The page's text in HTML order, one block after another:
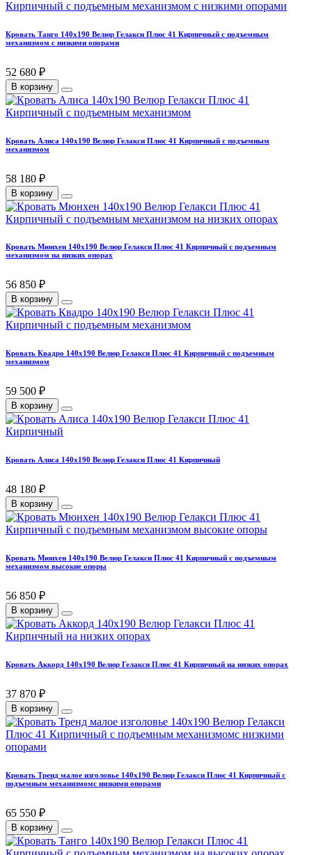
Кровать Танго 140х190 Велюр Гелакси Плюс 41 Кирпичный с подъемным
механизмом с низкими опорами
52 680 ₽
В корзину
Кровать Алиса 140х190 Велюр Гелакси Плюс 41 Кирпичный с подъемным
механизмом
58 180 ₽
В корзину
Кровать Мюнхен 140х190 Велюр Гелакси Плюс 41 Кирпичный с подъемным
механизмом на низких опорах
56 850 ₽
В корзину
Кровать Квадро 140х190 Велюр Гелакси Плюс 41 Кирпичный с подъемным
механизмом
59 500 ₽
В корзину
Кровать Алиса 140х190 Велюр Гелакси Плюс 41 Кирпичный
48 180 ₽
В корзину
Кровать Мюнхен 140х190 Велюр Гелакси Плюс 41 Кирпичный с подъемным
механизмом высокие опоры
56 850 ₽
В корзину
Кровать Аккорд 140х190 Велюр Гелакси Плюс 41 Кирпичный на низких опорах
37 870 ₽
В корзину
Кровать Тренд малое изголовье 140х190 Велюр Гелакси Плюс 41 Кирпичный с
подъемным механизмомс низкими опорами
65 550 ₽
В корзину